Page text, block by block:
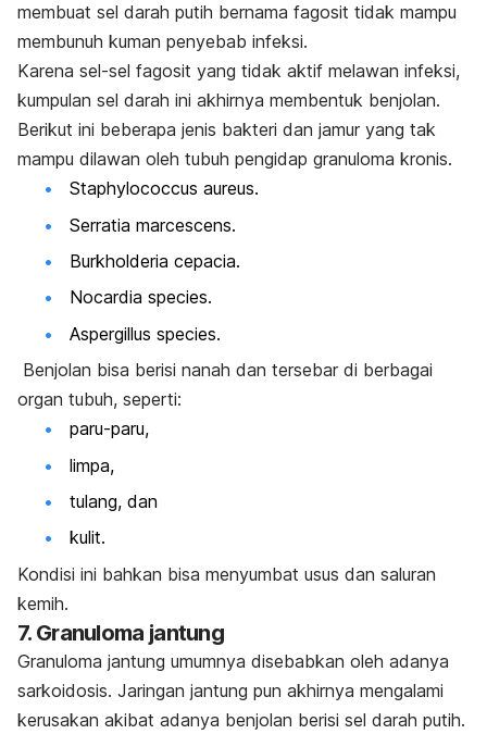
membuat sel darah putih bernama fagosit tidak mampu
membunuh kuman penyebab infeksi.
Karena sel-sel fagosit yang tidak aktif melawan infeksi,
kumpulan sel darah ini akhirnya membentuk benjolan.
Berikut ini beberapa jenis bakteri dan jamur yang tak
mampu dilawan oleh tubuh pengidap granuloma kronis.
Staphylococcus aureus.
Serratia marcescens.
Burkholderia cepacia.
Nocardia species.
Aspergillus species.
Benjolan bisa berisi nanah dan tersebar di berbagai
organ tubuh, seperti:
paru-paru,
limpa,
tulang, dan
kulit.
Kondisi ini bahkan bisa menyumbat usus dan saluran
kemih.
7. Granuloma jantung
Granuloma jantung umumnya disebabkan oleh adanya
sarkoidosis. Jaringan jantung pun akhirnya mengalami
kerusakan akibat adanya benjolan berisi sel darah putih.